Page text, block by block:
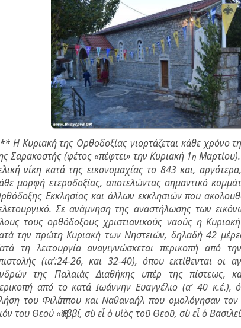
Η Κυριακή της Ορθοδοξίας γιορτάζεται κάθε χρόνο
Σαρακοστής (φέτος «πέφτει» την Κυριακή 1η
νίκη κατά της εικονομαχίας το 843 και,
μορφή ετεροδοξίας, αποτελώντας σημαντικό
Εκκλησίας και άλλων εκκλησιών που
Σε ανάμνηση της αναστήλωσης των
τους ορθόδοξους χριστιανικούς ναούς η
την πρώτη Κυριακή των Νηστειών, δηλαδή 42
τη λειτουργία αναγιγνώσκεται περικοπή από
(ια’:24-26, και 32-40), όπου εκτίθενται οι
της Παλαιάς Διαθήκης υπέρ της πίστεως,
από το κατά Ιωάννην Ευαγγέλιο (α’ 40 κ.έ.),
του Φιλίππου και Ναθαναήλ που ομολόγησαν
του Θεού «Ῥαββί, σὺ εἶ ὁ υἱὸς τοῦ Θεοῦ, σὺ εἶ ὁ